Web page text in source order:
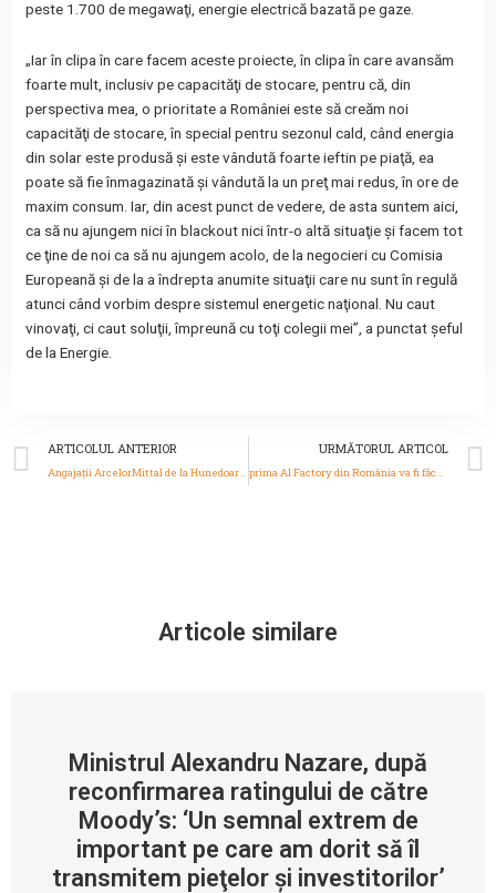
peste 1.700 de megawaţi, energie electrică bazată pe gaze.
„Iar în clipa în care facem aceste proiecte, în clipa în care avansăm
foarte mult, inclusiv pe capacităţi de stocare, pentru că, din
perspectiva mea, o prioritate a României este să creăm noi
capacităţi de stocare, în special pentru sezonul cald, când energia
din solar este produsă şi este vândută foarte ieftin pe piaţă, ea
poate să fie înmagazinată şi vândută la un preţ mai redus, în ore de
maxim consum. Iar, din acest punct de vedere, de asta suntem aici,
ca să nu ajungem nici în blackout nici într-o altă situaţie şi facem tot
ce ţine de noi ca să nu ajungem acolo, de la negocieri cu Comisia
Europeană şi de la a îndrepta anumite situaţii care nu sunt în regulă
atunci când vorbim despre sistemul energetic naţional. Nu caut
vinovaţi, ci caut soluţii, împreună cu toţi colegii mei”, a punctat şeful
de la Energie.
Prev
ARTICOLUL ANTERIOR
Angajaţii ArcelorMittal de la Hunedoara au fost rechemaţi la muncă, de la 1 noiembrie: Combinatul reporneşte producţia cu oţel adus din Ucraina
URMĂTORUL ARTICOL
prima AI Factory din România va fi făcută de Politehnica Bucureşti şi Institutul Naţional de Cercetare-Dezvoltare în Informatică
Articole similare
Ministrul Alexandru Nazare, după
reconfirmarea ratingului de către
Moody’s: ‘Un semnal extrem de
important pe care am dorit să îl
transmitem pieţelor şi investitorilor’